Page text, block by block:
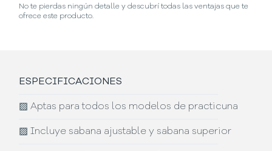
No te pierdas ningún detalle y descubrí todas las ventajas que te
ofrece este producto.
ESPECIFICACIONES
▨ Aptas para todos los modelos de practicuna
▨ Incluye sabana ajustable y sabana superior